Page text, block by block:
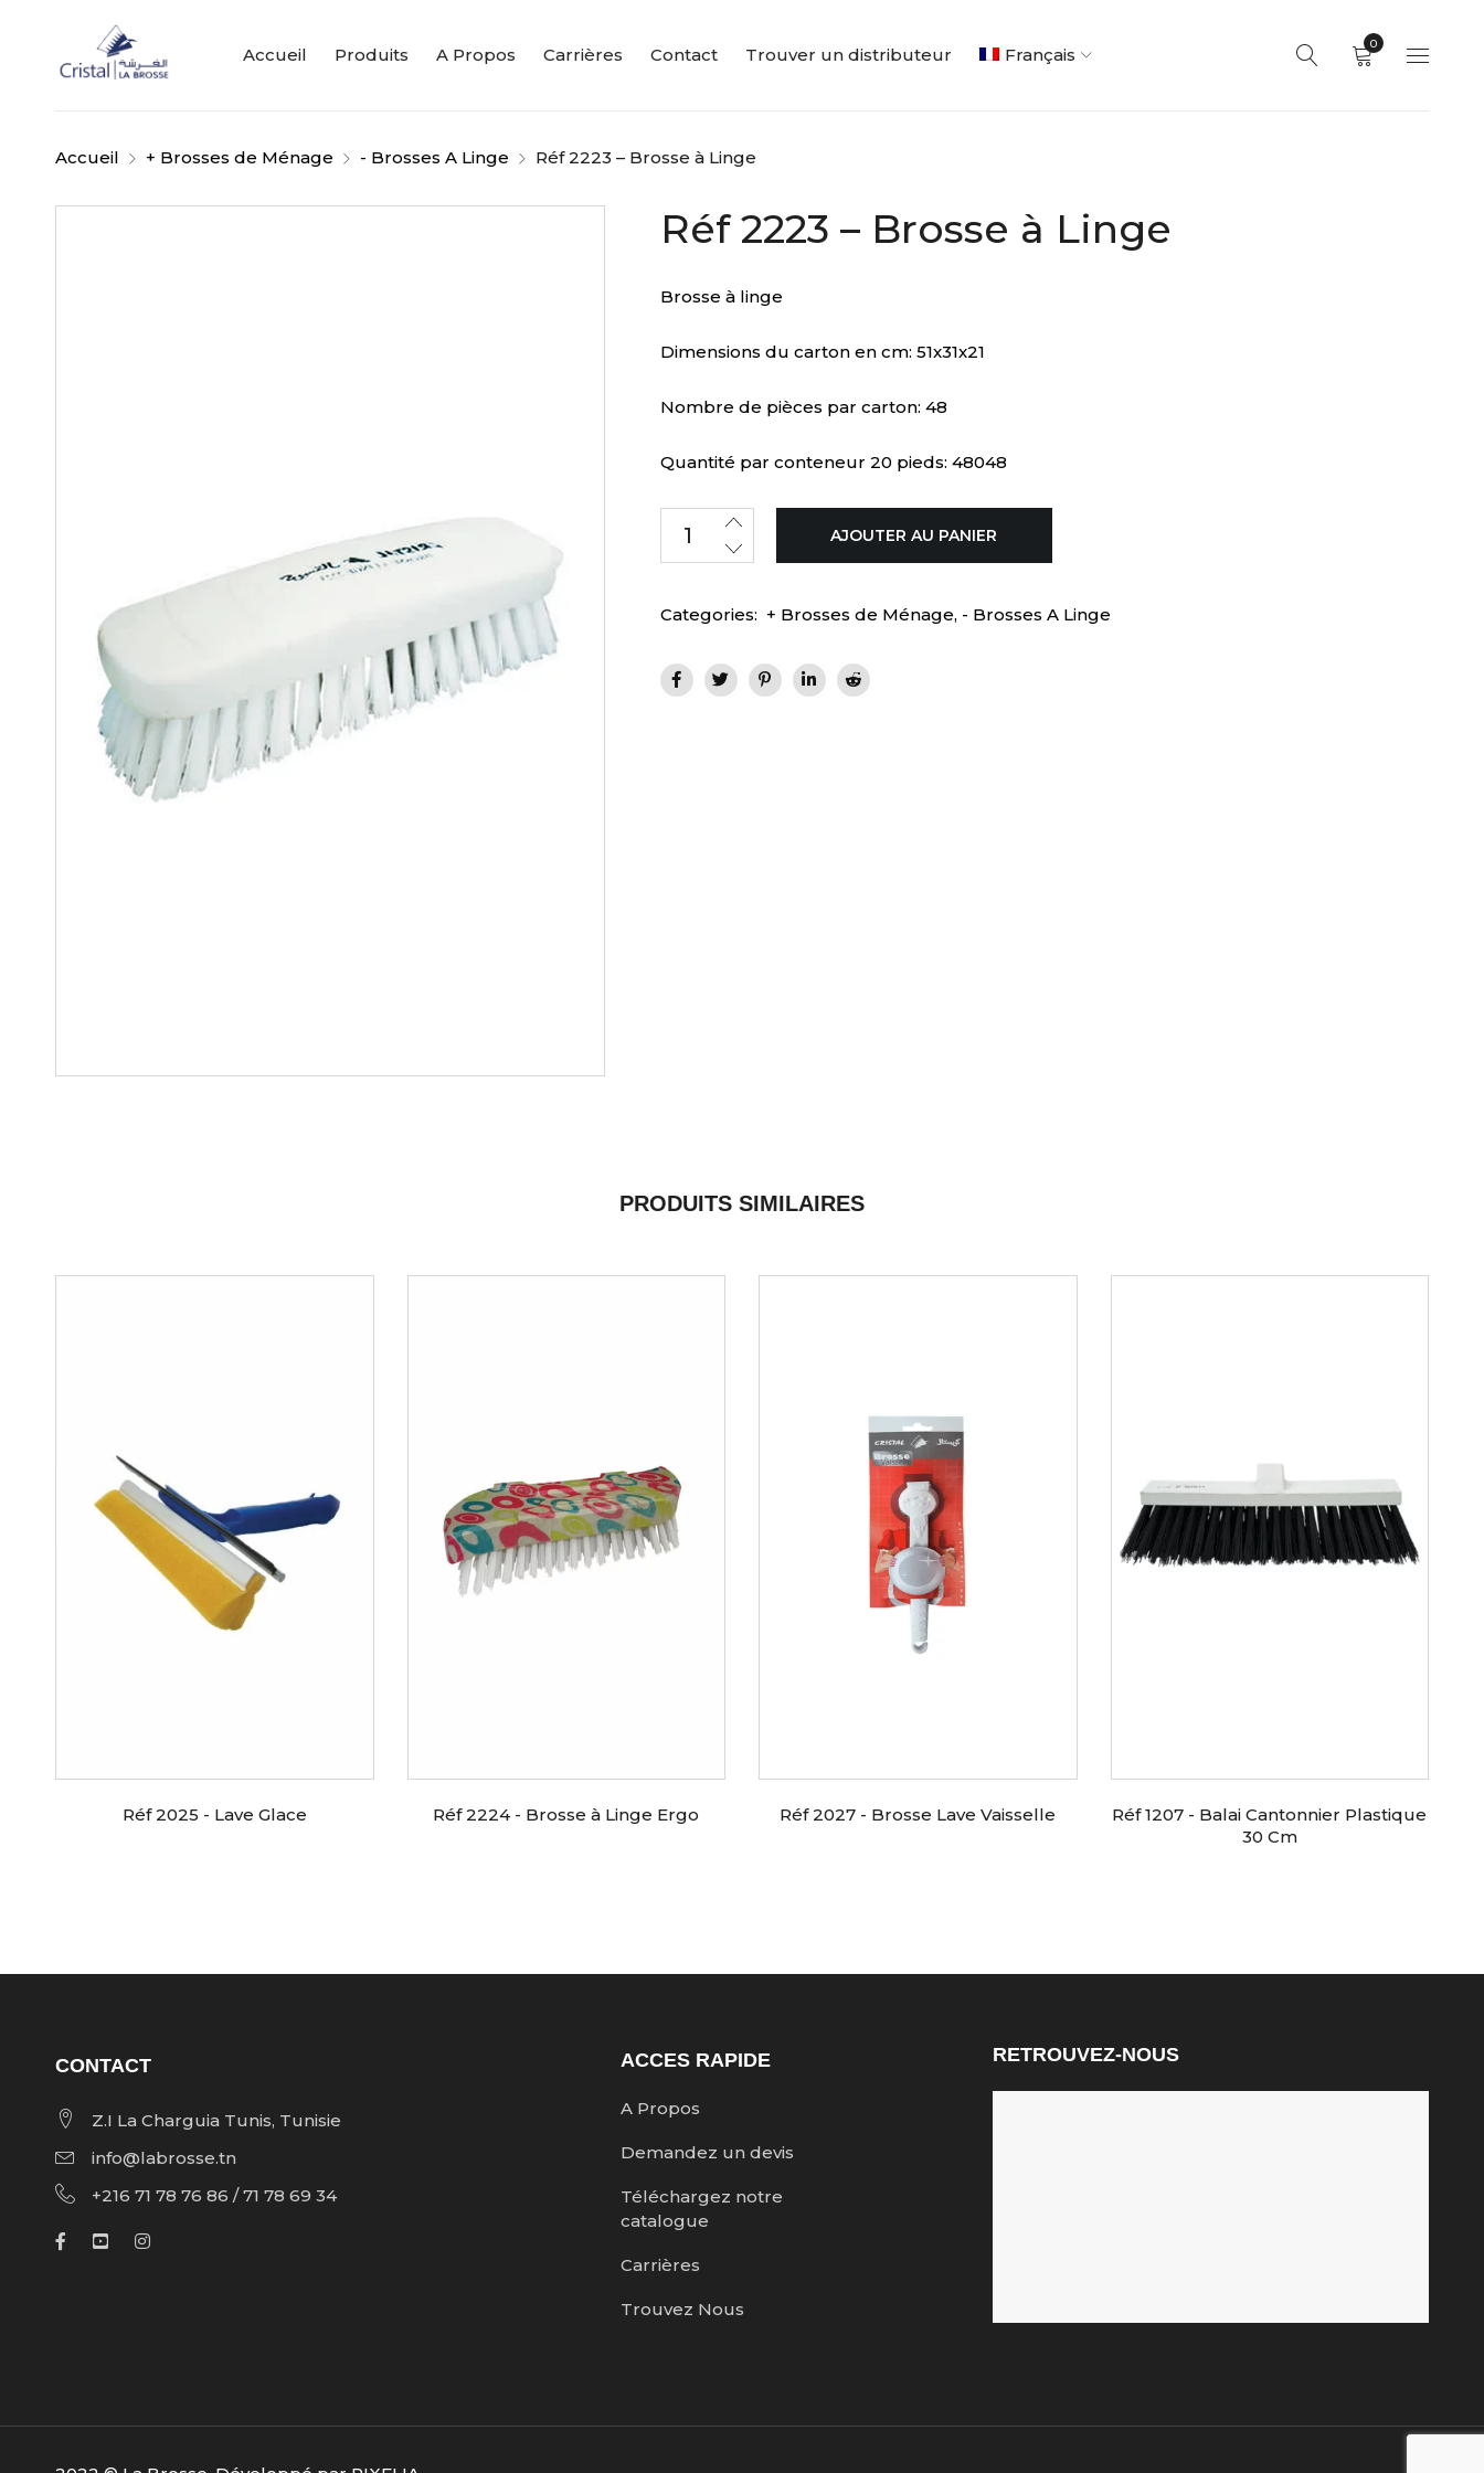
Accueil Produits A Propos Carrières Contact Trouver un distributeur Français
0
Accueil + Brosses de Ménage - Brosses A Linge Réf 2223 – Brosse à Linge
Réf 2223 – Brosse à Linge
Brosse à linge
Dimensions du carton en cm: 51x31x21
Nombre de pièces par carton: 48
Quantité par conteneur 20 pieds: 48048
AJOUTER AU PANIER
Categories: + Brosses de Ménage, - Brosses A Linge
PRODUITS SIMILAIRES
Réf 2025 - Lave Glace Réf 2224 - Brosse à Linge Ergo Réf 2027 - Brosse Lave Vaisselle
Réf 1207 - Balai Cantonnier Plastique
30 Cm
CONTACT
Z.I La Charguia Tunis, Tunisie
info@labrosse.tn
+216 71 78 76 86 / 71 78 69 34
ACCES RAPIDE
A Propos
Demandez un devis
Téléchargez notre
catalogue
Carrières
Trouvez Nous
RETROUVEZ-NOUS